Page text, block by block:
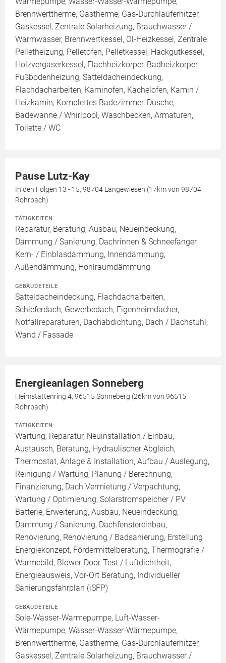
Brennwerttherme, Gastherme, Gas-Durchlauferhitzer,
Gaskessel, Zentrale Solarheizung, Brauchwasser /
Warmwasser, Brennwertkessel, Öl-Heizkessel, Zentrale
Pelletheizung, Pelletofen, Pelletkessel, Hackgutkessel,
Holzvergaserkessel, Flachheizkörper, Badheizkörper,
Fußbodenheizung, Satteldacheindeckung,
Flachdacharbeiten, Kaminofen, Kachelofen, Kamin /
Heizkamin, Komplettes Badezimmer, Dusche,
Badewanne / Whirlpool, Waschbecken, Armaturen,
Toilette / WC
Pause Lutz-Kay
In den Folgen 13 - 15, 98704 Langewiesen (17km von 98704
Rohrbach)
TÄTIGKEITEN
Reparatur, Beratung, Ausbau, Neueindeckung,
Dämmung / Sanierung, Dachrinnen & Schneefänger,
Kern- / Einblasdämmung, Innendämmung,
Außendämmung, Hohlraumdämmung
GEBÄUDETEILE
Satteldacheindeckung, Flachdacharbeiten,
Schieferdach, Gewerbedach, Eigenheimdächer,
Notfallreparaturen, Dachabdichtung, Dach / Dachstuhl,
Wand / Fassade
Energieanlagen Sonneberg
Heimstättenring 4, 96515 Sonneberg (26km von 96515
Rohrbach)
TÄTIGKEITEN
Wartung, Reparatur, Neuinstallation / Einbau,
Austausch, Beratung, Hydraulischer Abgleich,
Thermostat, Anlage & Installation, Aufbau / Auslegung,
Reinigung / Wartung, Planung / Berechnung,
Finanzierung, Dach Vermietung / Verpachtung,
Wartung / Optimierung, Solarstromspeicher / PV
Batterie, Erweiterung, Ausbau, Neueindeckung,
Dämmung / Sanierung, Dachfenstereinbau,
Renovierung, Renovierung / Badsanierung, Erstellung
Energiekonzept, Fördermittelberatung, Thermografie /
Wärmebild, Blower-Door-Test / Luftdichtheit,
Energieausweis, Vor-Ort Beratung, Individueller
Sanierungsfahrplan (iSFP)
GEBÄUDETEILE
Sole-Wasser-Wärmepumpe, Luft-Wasser-
Wärmepumpe, Wasser-Wasser-Wärmepumpe,
Brennwerttherme, Gastherme, Gas-Durchlauferhitzer,
Gaskessel, Zentrale Solarheizung, Brauchwasser /